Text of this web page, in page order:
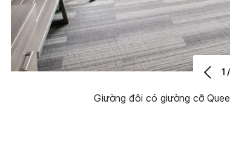
Giường đôi có giường cỡ